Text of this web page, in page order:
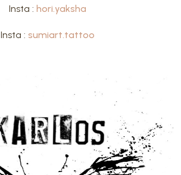
Insta : hori.yaksha
Insta : sumiart.tattoo